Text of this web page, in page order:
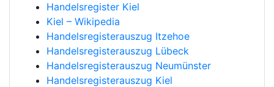
Handelsregister Kiel
Kiel – Wikipedia
Handelsregisterauszug Itzehoe
Handelsregisterauszug Lübeck
Handelsregisterauszug Neumünster
Handelsregisterauszug Kiel